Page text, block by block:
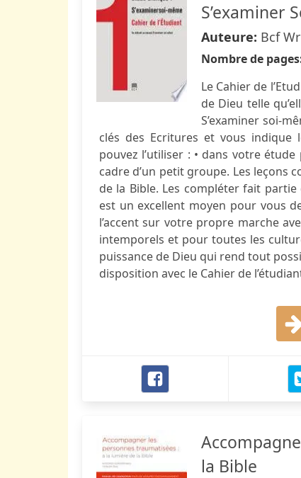
S’examiner
Auteure: Bcf
Nombre de
Le Cahier de
de Dieu telle
S’examiner soi-
clés des Ecritures et vous indique
pouvez l’utiliser : • dans votre
cadre d’un petit groupe. Les leçons
de la Bible. Les compléter fait partie
est un excellent moyen pour vous
l’accent sur votre propre marche
intemporels et pour toutes les
puissance de Dieu qui rend tout
disposition avec le Cahier de
la Bible